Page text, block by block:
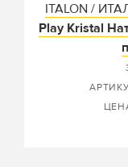
ITALON /
Play Kristal